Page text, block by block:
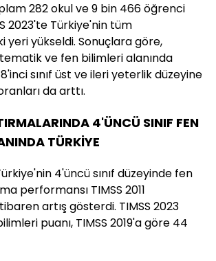
282 okul ve 9 bin 466 öğrenci
2023'te Türkiye'nin tüm
yeri yükseldi. Sonuçlara göre,
ve fen bilimleri alanında
sınıf üst ve ileri yeterlik düzeyine
da arttı.
4'ÜNCÜ SINIF FEN
TÜRKİYE
4'üncü sınıf düzeyinde fen
performansı TIMSS 2011
artış gösterdi. TIMSS 2023
puanı, TIMSS 2019'a göre 44